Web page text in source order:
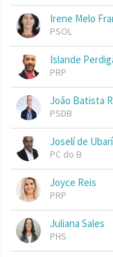
Irene Melo
PSOL
Islande
PRP
João Batista
PSDB
Joselí de Ubarí
PC do B
Joyce Reis
PRP
Juliana Sales
PHS